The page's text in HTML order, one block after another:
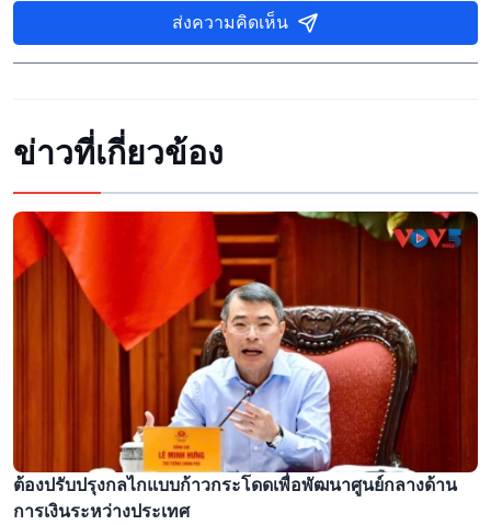
ส่งความคิดเห็น
ข่าวที่เกี่ยวข้อง
ต้องปรับปรุงกลไกแบบก้าวกระโดดเพื่อพัฒนาศูนย์กลางด้าน
การเงินระหว่างประเทศ